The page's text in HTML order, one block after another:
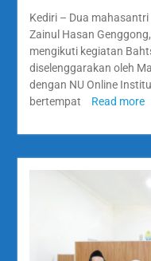
Kediri – Dua
Zainul Hasan
mengikuti kegiatan
diselenggarakan oleh
dengan NU Online
bertempat
Read more